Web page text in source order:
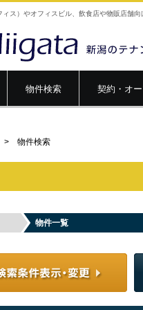
ス）やオフィスビル、飲食店や物販店舗
物件検索 契約・オ
> 物件検索
物件一覧